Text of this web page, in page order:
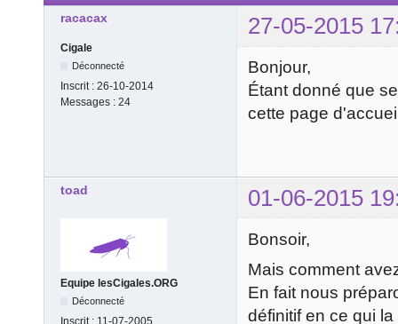
racacax 27-05-2015
Cigale
Déconnecté
Inscrit : 26-10-2014
Messages : 24
Bonjour,
Étant donné que
cette page
toad 01-06-2015
Equipe lesCigales.ORG
Déconnecté
Bonsoir,
Mais comment
En fait nous
définitif en ce qui